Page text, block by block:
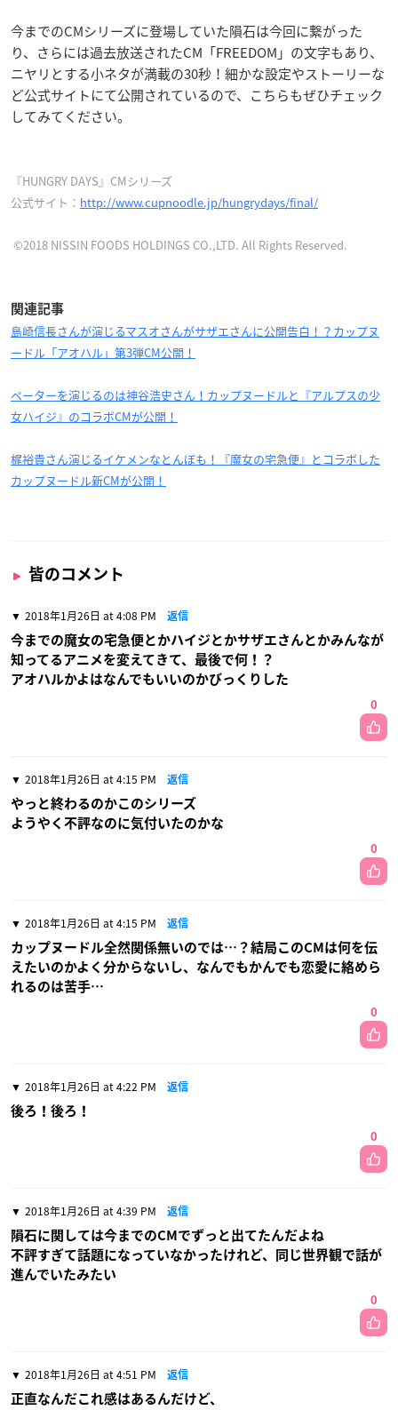
今までのCMシリーズに登場していた隕石は今回に繋がった
り、さらには過去放送されたCM「FREEDOM」の文字もあり、
ニヤリとする小ネタが満載の30秒！細かな設定やストーリーな
ど公式サイトにて公開されているので、こちらもぜひチェック
してみてください。
『HUNGRY DAYS』CMシリーズ
公式サイト： http://www.cupnoodle.jp/hungrydays/final/
©2018 NISSIN FOODS HOLDINGS CO.,LTD. All Rights Reserved.
関連記事
島崎信長さんが演じるマスオさんがサザエさんに公開告白！？カップヌ
ードル「アオハル」第3弾CM公開！
ペーターを演じるのは神谷浩史さん！カップヌードルと『アルプスの少
女ハイジ』のコラボCMが公開！
梶裕貴さん演じるイケメンなとんぼも！『魔女の宅急便』とコラボした
カップヌードル新CMが公開！
皆のコメント
2018年1月26日 at 4:08 PM 返信
今までの魔女の宅急便とかハイジとかサザエさんとかみんなが
知ってるアニメを変えてきて、最後で何！？
アオハルかよはなんでもいいのかびっくりした
0
2018年1月26日 at 4:15 PM 返信
やっと終わるのかこのシリーズ
ようやく不評なのに気付いたのかな
0
2018年1月26日 at 4:15 PM 返信
カップヌードル全然関係無いのでは…？結局このCMは何を伝
えたいのかよく分からないし、なんでもかんでも恋愛に絡めら
れるのは苦手…
0
2018年1月26日 at 4:22 PM 返信
後ろ！後ろ！
0
2018年1月26日 at 4:39 PM 返信
隕石に関しては今までのCMでずっと出てたんだよね
不評すぎて話題になっていなかったけれど、同じ世界観で話が
進んでいたみたい
0
2018年1月26日 at 4:51 PM 返信
正直なんだこれ感はあるんだけど、